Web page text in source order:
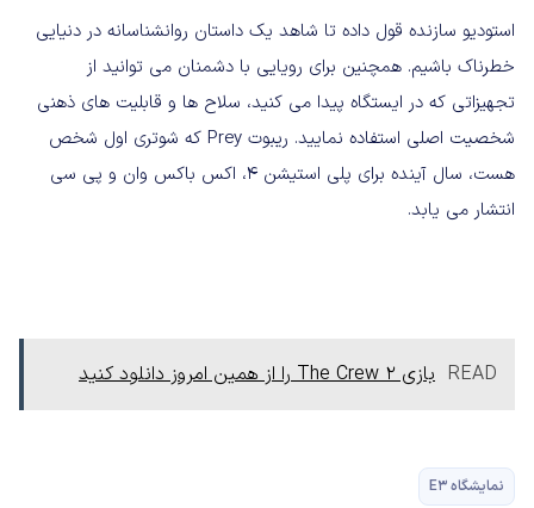
استودیو سازنده قول داده تا شاهد یک داستان روانشناسانه در دنیایی
خطرناک باشیم. همچنین برای رویایی با دشمنان می توانید از
تجهیزاتی که در ایستگاه پیدا می کنید، سلاح ها و قابلیت های ذهنی
شخصیت اصلی استفاده نمایید. ریبوت Prey که شوتری اول شخص
هست، سال آینده برای پلی استیشن 4، اکس باکس وان و پی سی
انتشار می یابد.
READ بازی The Crew 2 را از همین امروز دانلود کنید
نمایشگاه E3